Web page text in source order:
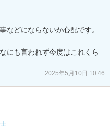
などにならないか心配です。
にも言われず今度はこれくら
2025年5月10日 10:46